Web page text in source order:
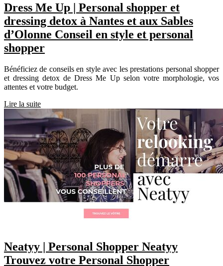
Dress Me Up | Personal shopper et
dressing detox à Nantes et aux Sables
d’Olonne Conseil en style et personal
shopper
Bénéficiez de conseils en style avec les prestations personal shopper
et dressing detox de Dress Me Up selon votre morphologie, vos
attentes et votre budget.
Lire la suite
Neatyy | Personal Shopper Neatyy
Trouvez votre Personal Shopper